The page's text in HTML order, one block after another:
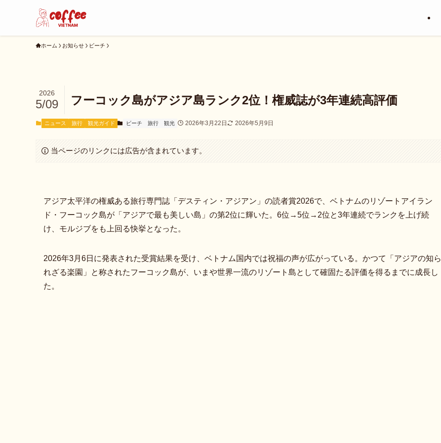
ホーム お知らせ ビーチ
フーコック島がアジア島ランク2位！権威誌が3年連続高評価
2026
5/09
ニュース 旅行 観光ガイド ビーチ 旅行 観光 2026年3月22日 2026年5月9日
当ページのリンクには広告が含まれています。
アジア太平洋の権威ある旅行専門誌「デスティン・アジアン」の読者賞2026で、ベトナムのリゾートアイラン
ド・フーコック島が「アジアで最も美しい島」の第2位に輝いた。6位→5位→2位と3年連続でランクを上げ続
け、モルジブをも上回る快挙となった。
2026年3月6日に発表された受賞結果を受け、ベトナム国内では祝福の声が広がっている。かつて「アジアの知ら
れざる楽園」と称されたフーコック島が、いまや世界一流のリゾート島として確固たる評価を得るまでに成長し
た。